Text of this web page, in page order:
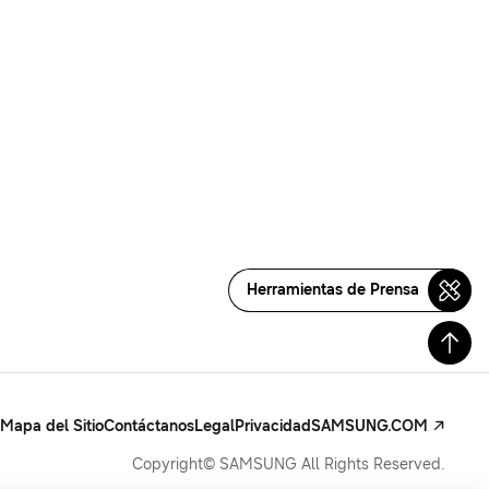
Herramientas de Prensa
Mapa del SitioContáctanosLegalPrivacidadSAMSUNG.COM
Copyright© SAMSUNG All Rights Reserved.